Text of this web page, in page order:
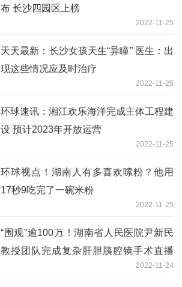
布 长沙四园区上榜
2022-11-25
天天最新：长沙女孩天生“异瞳” 医生：出
现这些情况应及时治疗
2022-11-25
环球速讯：湘江欢乐海洋完成主体工程建
设 预计2023年开放运营
2022-11-25
环球视点！湖南人有多喜欢嗦粉？他用
17秒9吃完了一碗米粉
2022-11-25
“围观”逾100万！湖南省人民医院尹新民
教授团队完成复杂肝胆胰腔镜手术直播
2022-11-24